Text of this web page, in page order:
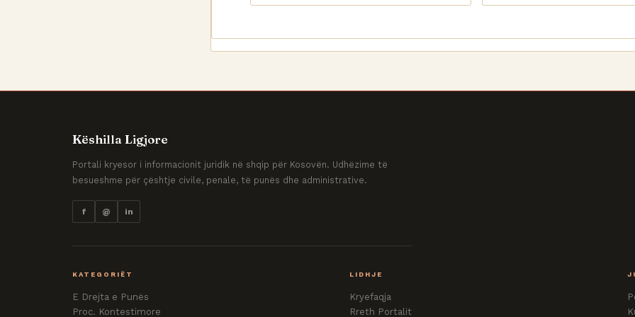
Këshilla Ligjore
Portali kryesor i informacionit juridik në shqip për Kosovën. Udhëzime të
besueshme për çështje civile, penale, të punës dhe administrative.
f @ in
KATEGORIËT
E Drejta e Punës
Proc. Kontestimore
LIDHJE
Kryefaqja
Rreth Portalit